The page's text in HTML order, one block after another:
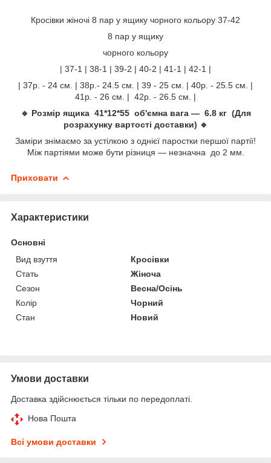
Кросівки жіночі 8 пар у ящику чорного кольору 37-42
8 пар у ящику
чорного кольору
| 37-1 | 38-1 | 39-2 | 40-2 | 41-1 | 42-1 |
| 37р. - 24 см. | 38р.- 24.5 см. | 39 - 25 см. | 40р. - 25.5 см. |
41р. - 26 см. | 42р. - 26.5 см. |
🔹 Розмір ящика 41*12*55 об'ємна вага — 6.8 кг (Для
розрахунку вартості доставки) 🔹
Заміри знімаємо за устілкою з однієї паростки першої партії!
Між партіями може бути різниця — незначна до 2 мм.
Приховати
Характеристики
Основні
Вид взуття
Кросівки
Стать
Жіноча
Сезон
Весна/Осінь
Колір
Чорний
Стан
Новий
Умови доставки
Доставка здійснюється тільки по передоплаті.
Нова Пошта
Всі умови доставки